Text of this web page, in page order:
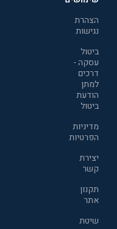
הצהרת
נגישות
ביטול
עסקה -
דרכים
למתן
הודעת
ביטול
מדיניות
הפרטיות
יצירת
קשר
תקנון
אתר
שיטת